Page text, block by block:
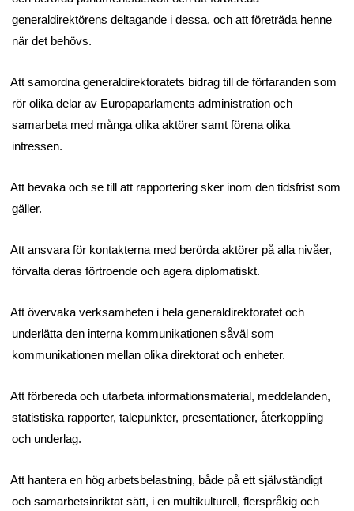
generaldirektörens deltagande i dessa, och att företräda henne
när det behövs.
Att samordna generaldirektoratets bidrag till de förfaranden som
rör olika delar av Europaparlaments administration och
samarbeta med många olika aktörer samt förena olika
intressen.
Att bevaka och se till att rapportering sker inom den tidsfrist som
gäller.
Att ansvara för kontakterna med berörda aktörer på alla nivåer,
förvalta deras förtroende och agera diplomatiskt.
Att övervaka verksamheten i hela generaldirektoratet och
underlätta den interna kommunikationen såväl som
kommunikationen mellan olika direktorat och enheter.
Att förbereda och utarbeta informationsmaterial, meddelanden,
statistiska rapporter, talepunkter, presentationer, återkoppling
och underlag.
Att hantera en hög arbetsbelastning, både på ett självständigt
och samarbetsinriktat sätt, i en multikulturell, flerspråkig och